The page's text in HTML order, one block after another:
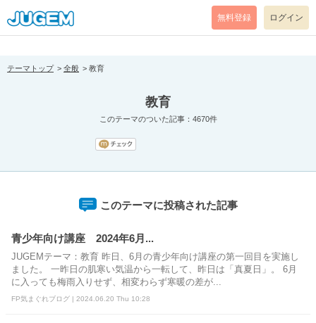
[pear_error: message="Success" code=0 mode=return level=notice
prefix="" info=""]
無料登録 ログイン
テーマトップ 全般 教育
教育
このテーマのついた記事：4670件
このテーマに投稿された記事
青少年向け講座 2024年6月...
JUGEMテーマ：教育 昨日、6月の青少年向け講座の第一回目を実施し
ました。 一昨日の肌寒い気温から一転して、昨日は「真夏日」。 6月
に入っても梅雨入りせず、相変わらず寒暖の差が...
FP気まぐれブログ | 2024.06.20 Thu 10:28